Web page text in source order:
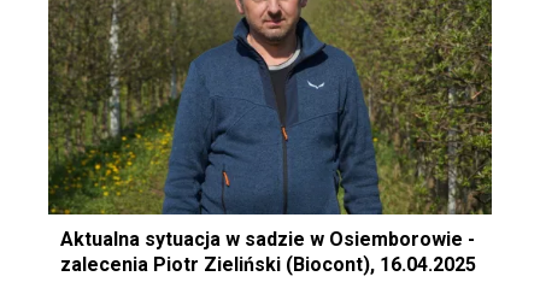
Aktualna sytuacja w sadzie w Osiemborowie -
zalecenia Piotr Zieliński (Biocont), 16.04.2025